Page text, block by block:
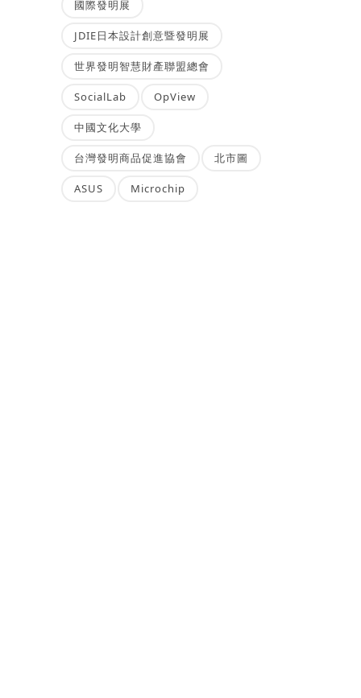
國際發明展
JDIE日本設計創意暨發明展
世界發明智慧財產聯盟總會
SocialLab OpView
中國文化大學
台灣發明商品促進協會 北市圖
ASUS Microchip